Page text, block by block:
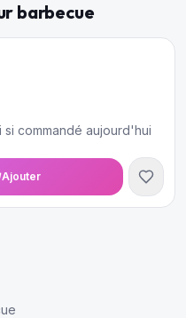
barbecue
commandé aujourd'hui
Ajouter